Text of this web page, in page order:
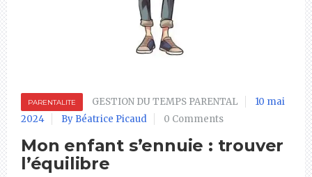
PARENTALITE GESTION DU TEMPS PARENTAL
10 mai
2024
By Béatrice Picaud 0 Comments
Mon enfant s’ennuie : trouver
l’équilibre